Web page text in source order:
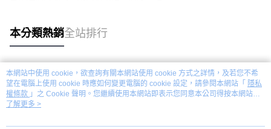
本分類熱銷全站排行
熱門標籤
本網站中使用 cookie，欲查詢有關本網站使用 cookie 方式之詳情，及若您不希
望在電腦上使用 cookie 時應如何變更電腦的 cookie 設定，請參閱本網站「 隱私
權條款 」之 Cookie 聲明。您繼續使用本網站即表示您同意本公司得按本網站使
用條款之 Cookie 聲明使用 cookie。
了解更多 >